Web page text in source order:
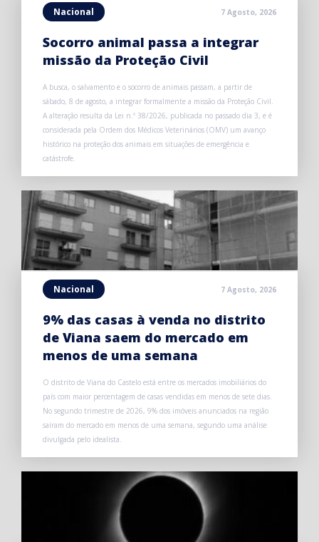
Nacional 7 Agosto, 2026
Socorro animal passa a integrar
missão da Proteção Civil
A busca, o salvamento e o socorro de animais passam, a partir de
sábado, 8 de agosto, a integrar formalmente a missão da Proteção Civil.
A alteração resulta da Lei n.º 38/2026, publicada no passado dia 3, e é
considerada pela Ordem dos Médicos Veterinários (OMV) um avanço
histórico na proteção dos animais em situações de emergência e
catástrofe.
Nacional 7 Agosto, 2026
9% das casas à venda no distrito
de Viana saem do mercado em
menos de uma semana
O distrito de Viana do Castelo está entre os mercados imobiliários do
país com maior percentagem de casas vendidas em menos de sete dias.
No segundo trimestre de 2026, 9% dos imóveis anunciados na região
saíram do mercado em menos de uma semana, segundo uma análise
divulgada pelo idealista.